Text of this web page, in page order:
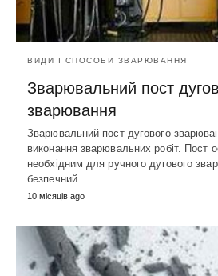
ВИДИ І СПОСОБИ ЗВАРЮВАННЯ
Зварювальний пост
зварювання
Зварювальний пост дугового
виконання зварювальних робіт. Пост
необхідним для ручного дугового
безпечний…
10 місяців ago